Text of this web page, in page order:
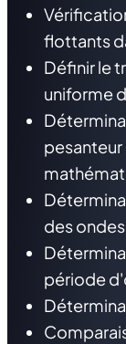
flottants
Définir le
uniforme
pesanteur
des
période